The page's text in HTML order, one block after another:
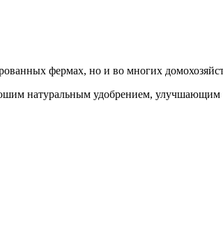
фермах, но и во многих
натуральным удобрением,